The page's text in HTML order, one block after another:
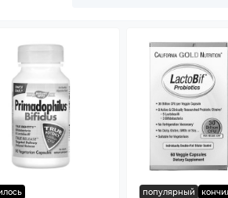
популярный